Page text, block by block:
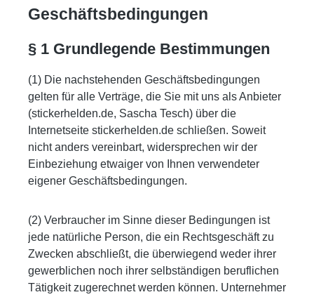
Geschäftsbedingungen
§ 1 Grundlegende Bestimmungen
(1) Die nachstehenden Geschäftsbedingungen
gelten für alle Verträge, die Sie mit uns als Anbieter
(stickerhelden.de, Sascha Tesch) über die
Internetseite stickerhelden.de schließen. Soweit
nicht anders vereinbart, widersprechen wir der
Einbeziehung etwaiger von Ihnen verwendeter
eigener Geschäftsbedingungen.
(2) Verbraucher im Sinne dieser Bedingungen ist
jede natürliche Person, die ein Rechtsgeschäft zu
Zwecken abschließt, die überwiegend weder ihrer
gewerblichen noch ihrer selbständigen beruflichen
Tätigkeit zugerechnet werden können. Unternehmer